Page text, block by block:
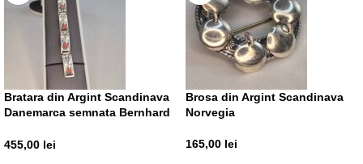
Bratara din Argint Scandinava
Danemarca semnata Bernhard
455,00 lei
Brosa din Argint Scandinava
Norvegia
165,00 lei